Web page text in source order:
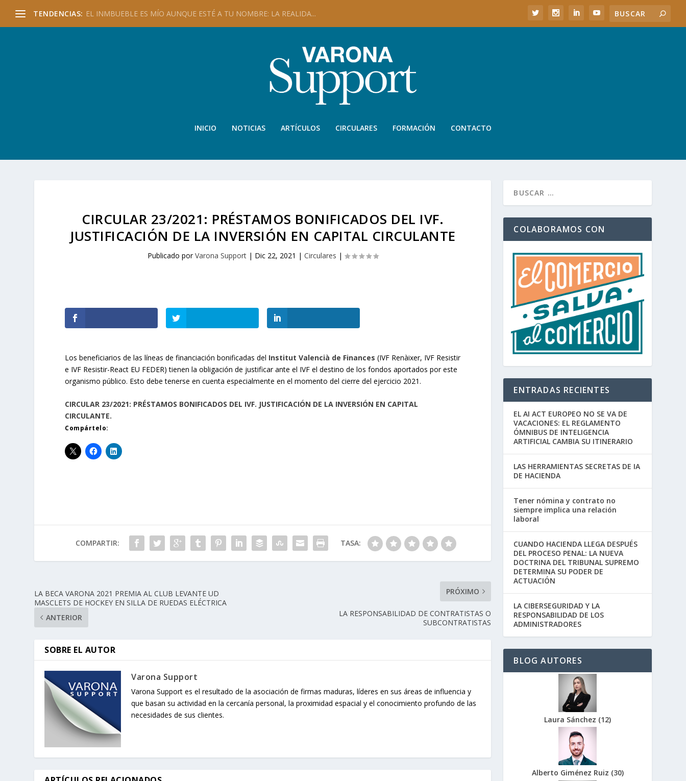
TENDENCIAS: EL INMBUEBLE ES MÍO AUNQUE ESTÉ A TU NOMBRE: LA REALIDA...
INICIO NOTICIAS ARTÍCULOS CIRCULARES FORMACIÓN CONTACTO
CIRCULAR 23/2021: PRÉSTAMOS BONIFICADOS DEL IVF.
JUSTIFICACIÓN DE LA INVERSIÓN EN CAPITAL CIRCULANTE
Publicado porVarona Support| Dic 22, 2021 | Circulares |
Los beneficiarios de las líneas de financiación bonificadas del Institut Valencià de Finances (IVF Renàixer, IVF Resistir
e IVF Resistir-React EU FEDER) tienen la obligación de justificar ante el IVF el destino de los fondos aportados por este
organismo público. Esto debe tenerse en cuenta especialmente en el momento del cierre del ejercicio 2021.
CIRCULAR 23/2021: PRÉSTAMOS BONIFICADOS DEL IVF. JUSTIFICACIÓN DE LA INVERSIÓN EN CAPITAL
CIRCULANTE.
Compártelo:
COMPARTIR: TASA:
LA BECA VARONA 2021 PREMIA AL CLUB LEVANTE UD
MASCLETS DE HOCKEY EN SILLA DE RUEDAS ELÉCTRICA
ANTERIOR
PRÓXIMO
LA RESPONSABILIDAD DE CONTRATISTAS O
SUBCONTRATISTAS
SOBRE EL AUTOR
Varona Support
Varona Support es el resultado de la asociación de firmas maduras, líderes en sus áreas de influencia y
que basan su actividad en la cercanía personal, la proximidad espacial y el conocimiento profundo de las
necesidades de sus clientes.
COLABORAMOS CON
ENTRADAS RECIENTES
EL AI ACT EUROPEO NO SE VA DE
VACACIONES: EL REGLAMENTO
ÓMNIBUS DE INTELIGENCIA
ARTIFICIAL CAMBIA SU ITINERARIO
LAS HERRAMIENTAS SECRETAS DE IA
DE HACIENDA
Tener nómina y contrato no
siempre implica una relación
laboral
CUANDO HACIENDA LLEGA DESPUÉS
DEL PROCESO PENAL: LA NUEVA
DOCTRINA DEL TRIBUNAL SUPREMO
DETERMINA SU PODER DE
ACTUACIÓN
LA CIBERSEGURIDAD Y LA
RESPONSABILIDAD DE LOS
ADMINISTRADORES
BLOG AUTORES
Laura Sánchez (12)
Alberto Giménez Ruiz (30)